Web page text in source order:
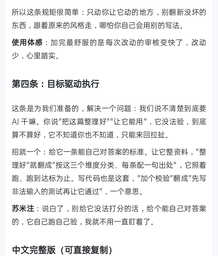
所以这条规矩很简单：只动你让它动的地方，别翻新没坏的
东西，跟着原来的风格走，哪怕你自己会用别的写法。
使用体感 ：加完最舒服的是每次改动的审核变快了，改动
少，心里踏实。
第四条：目标驱动执行
这条是为我们准备的，解决一个问题：我们说不清楚到底要
AI 干嘛。你说"把这篇整理好""让它能用"，它没法验，到底
算不算好，它不知道你也不知道，只能来回拉扯。
招就一个：给它一条能自己对答案的标准。让它整资料，"整
理好"就翻成"按这三个维度分类、每条配一句出处"，它照着
跑、跑到达标为止。写代码也是这套，"加个校验"翻成"先写
非法输入的测试再让它通过"，一个意思。
苏米注 ：说白了，别给它没法打分的活，给个能自己对答案
的，它自己跑自己验，我就不用一直盯着了。
中文完整版（可直接复制）